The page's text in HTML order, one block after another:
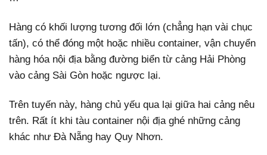
Hàng có khối lượng tương đối lớn (chẳng hạn vài chục
tấn), có thể đóng một hoặc nhiều container, vận chuyển
hàng hóa nội địa bằng đường biển từ cảng Hải Phòng
vào cảng Sài Gòn hoặc ngược lại.
Trên tuyến này, hàng chủ yếu qua lại giữa hai cảng nêu
trên. Rất ít khi tàu container nội địa ghé những cảng
khác như Đà Nẵng hay Quy Nhơn.